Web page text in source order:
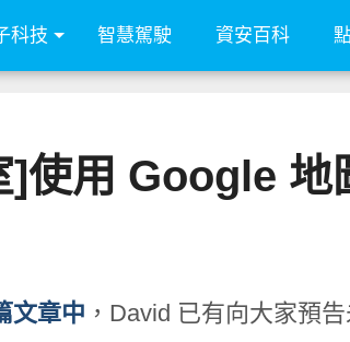
科技 智慧駕駛 資安百科
使用 Google 地
文章中 ，David 已有向大家預